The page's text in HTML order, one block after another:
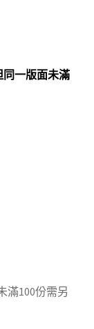
一版面未滿
滿100份需另